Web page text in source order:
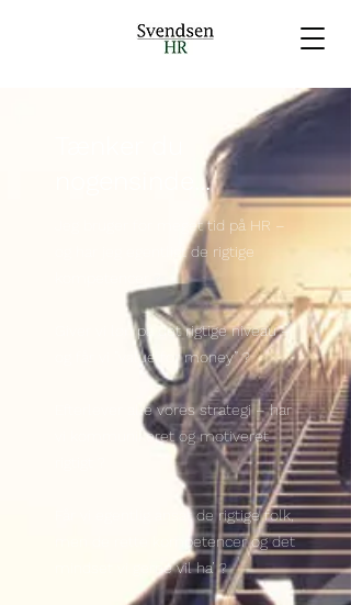
nogensinde...
Jeg bruger for meget tid på HR –
og har jeg egentligt de rigtige
Giver vi løn på det rigtige niveau –
og får vi ”value for money” ?
Efterlever alle vores strategi – har
vi kommunikeret og motiveret
Får vi egentlig ansat de rigtige folk,
men de rette kompetencer og det
mindset vi gerne vil ha’ ?